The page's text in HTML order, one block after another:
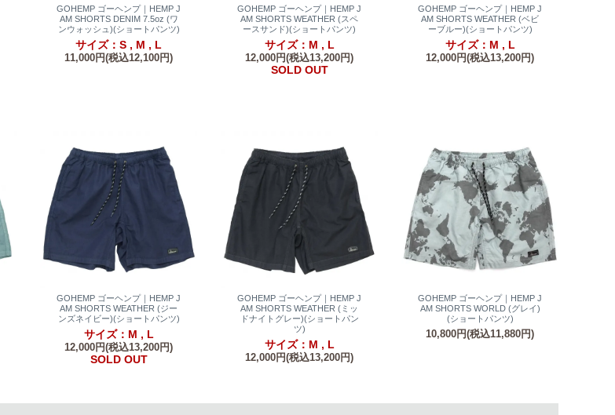
GOHEMP ゴーヘンプ｜HEMP J
AM SHORTS DENIM 7.5oz (ワ
ンウォッシュ)(ショートパンツ)
サイズ：S , M , L
11,000円(税込12,100円)
GOHEMP ゴーヘンプ｜HEMP J
AM SHORTS WEATHER (スペ
ースサンド)(ショートパンツ)
サイズ：M , L
12,000円(税込13,200円)
SOLD OUT
GOHEMP ゴーヘンプ｜HEMP J
AM SHORTS WEATHER (ベビ
ーブルー)(ショートパンツ)
サイズ：M , L
12,000円(税込13,200円)
GOHEMP ゴーヘンプ｜HEMP J
AM SHORTS WEATHER (ジー
ンズネイビー)(ショートパンツ)
サイズ：M , L
12,000円(税込13,200円)
SOLD OUT
GOHEMP ゴーヘンプ｜HEMP J
AM SHORTS WEATHER (ミッ
ドナイトグレー)(ショートパン
ツ)
サイズ：M , L
12,000円(税込13,200円)
GOHEMP ゴーヘンプ｜HEMP J
AM SHORTS WORLD (グレイ)
(ショートパンツ)
10,800円(税込11,880円)